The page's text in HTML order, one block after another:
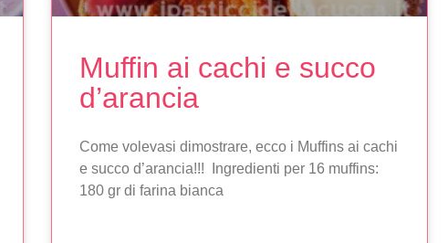
Muffin ai cachi e succo
d’arancia
Come volevasi dimostrare, ecco i Muffins ai cachi
e succo d’arancia!!! Ingredienti per 16 muffins:
180 gr di farina bianca